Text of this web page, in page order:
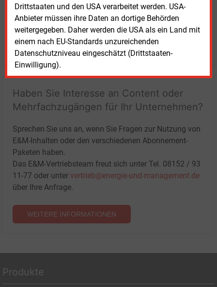
Drittstaaten und den USA verarbeitet werden. USA-
Anbieter müssen ihre Daten an dortige Behörden
weitergegeben. Daher werden die USA als ein Land mit
einem nach EU-Standards unzureichenden
Datenschutzniveau eingeschätzt (Drittstaaten-
Einwilligung).
Haben Sie Interesse an Content oder
Mehrfachzugängen für Ihr Unternehmen?
Sprechen Sie uns an, wenn Sie Fragen zur Nutzung von
E&M-Inhalten oder den verschiedenen Abonnement-
Paketen haben.
Das E&M-Vertriebsteam freut sich unter Tel. 08152 / 93
11-77 oder unter vertrieb@energie-und-management.de
über Ihre Anfrage.
WEITERE INFORMATIONEN
Produkte